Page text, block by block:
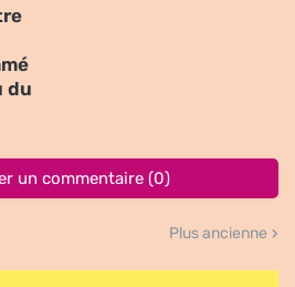
du
un commentaire (0)
Plus ancienne